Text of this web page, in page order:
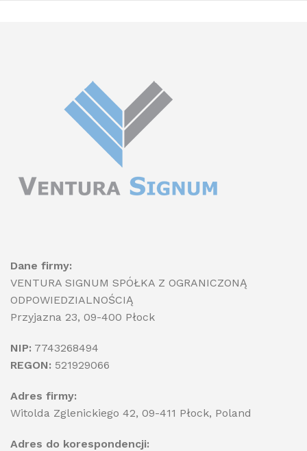
Dane firmy:
VENTURA SIGNUM SPÓŁKA Z OGRANICZONĄ
ODPOWIEDZIALNOŚCIĄ
Przyjazna 23, 09-400 Płock
NIP: 7743268494
REGON: 521929066
Adres firmy:
Witolda Zglenickiego 42, 09-411 Płock, Poland
Adres do korespondencji: